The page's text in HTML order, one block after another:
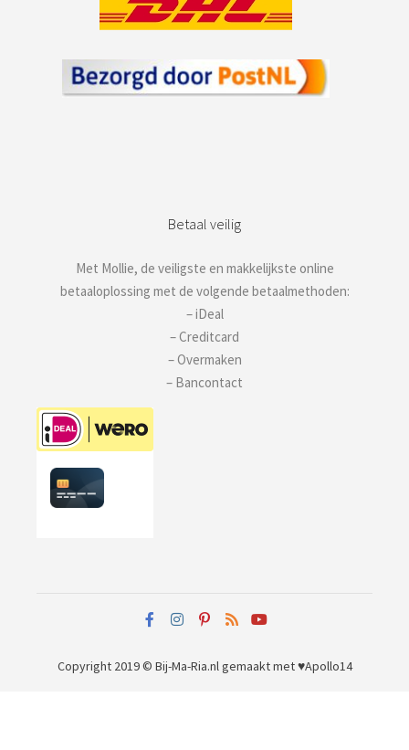
Betaal veilig
Met Mollie, de veiligste en makkelijkste online
betaaloplossing met de volgende betaalmethoden:
– iDeal
– Creditcard
– Overmaken
– Bancontact
Copyright 2019 © Bij-Ma-Ria.nlgemaakt met ♥Apollo14